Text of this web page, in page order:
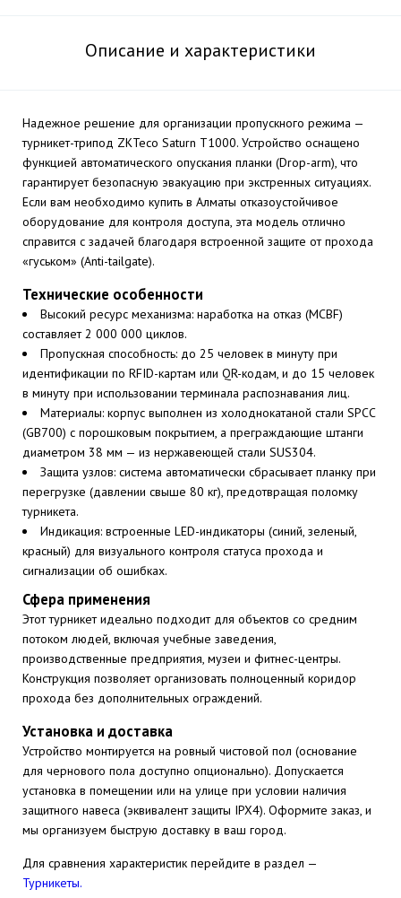
Описание и характеристики
Надежное решение для организации пропускного режима —
турникет-трипод ZKTeco Saturn T1000. Устройство оснащено
функцией автоматического опускания планки (Drop-arm), что
гарантирует безопасную эвакуацию при экстренных ситуациях.
Если вам необходимо купить в Алматы отказоустойчивое
оборудование для контроля доступа, эта модель отлично
справится с задачей благодаря встроенной защите от прохода
«гуськом» (Anti-tailgate).
Технические особенности
Высокий ресурс механизма: наработка на отказ (MCBF)
составляет 2 000 000 циклов.
Пропускная способность: до 25 человек в минуту при
идентификации по RFID-картам или QR-кодам, и до 15 человек
в минуту при использовании терминала распознавания лиц.
Материалы: корпус выполнен из холоднокатаной стали SPCC
(GB700) с порошковым покрытием, а преграждающие штанги
диаметром 38 мм — из нержавеющей стали SUS304.
Защита узлов: система автоматически сбрасывает планку при
перегрузке (давлении свыше 80 кг), предотвращая поломку
турникета.
Индикация: встроенные LED-индикаторы (синий, зеленый,
красный) для визуального контроля статуса прохода и
сигнализации об ошибках.
Сфера применения
Этот турникет идеально подходит для объектов со средним
потоком людей, включая учебные заведения,
производственные предприятия, музеи и фитнес-центры.
Конструкция позволяет организовать полноценный коридор
прохода без дополнительных ограждений.
Установка и доставка
Устройство монтируется на ровный чистовой пол (основание
для чернового пола доступно опционально). Допускается
установка в помещении или на улице при условии наличия
защитного навеса (эквивалент защиты IPX4). Оформите заказ, и
мы организуем быструю доставку в ваш город.
Для сравнения характеристик перейдите в раздел —
Турникеты.